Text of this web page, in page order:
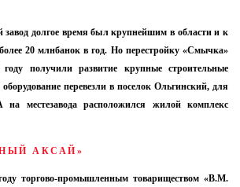
завод долгое время был крупнейшим в области и к
20 млнбанок в год. Но перестройку «Смычка»
получили развитие крупные строительные
перевезли в поселок Ольгинский, для
местезавода расположился жилой комплекс
АКСАЙ»
торгово-промышленным товариществом «В.М.